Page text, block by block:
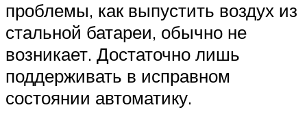
проблемы, как выпустить воздух из
стальной батареи, обычно не
возникает. Достаточно лишь
поддерживать в исправном
состоянии автоматику.